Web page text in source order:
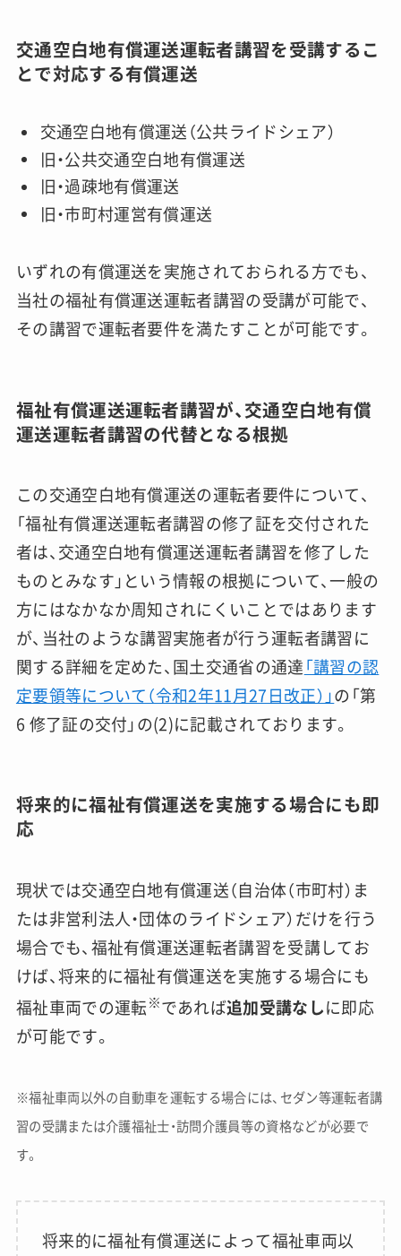
交通空白地有償運送運転者講習を受講するこ
とで対応する有償運送
交通空白地有償運送（公共ライドシェア）
旧・公共交通空白地有償運送
旧・過疎地有償運送
旧・市町村運営有償運送
いずれの有償運送を実施されておられる方でも、
当社の福祉有償運送運転者講習の受講が可能で、
その講習で運転者要件を満たすことが可能です。
福祉有償運送運転者講習が、交通空白地有償
運送運転者講習の代替となる根拠
この交通空白地有償運送の運転者要件について、
「福祉有償運送運転者講習の修了証を交付された
者は、交通空白地有償運送運転者講習を修了した
ものとみなす」という情報の根拠について、一般の
方にはなかなか周知されにくいことではあります
が、当社のような講習実施者が行う運転者講習に
関する詳細を定めた、国土交通省の通達「講習の認
定要領等について（令和2年11月27日改正）」の「第
6 修了証の交付」の(2)に記載されております。
将来的に福祉有償運送を実施する場合にも即
応
現状では交通空白地有償運送（自治体（市町村）ま
たは非営利法人・団体のライドシェア）だけを行う
場合でも、福祉有償運送運転者講習を受講してお
けば、将来的に福祉有償運送を実施する場合にも
福祉車両での運転※であれば追加受講なしに即応
が可能です。
※福祉車両以外の自動車を運転する場合には、セダン等運転者講
習の受講または介護福祉士・訪問介護員等の資格などが必要で
す。
将来的に福祉有償運送によって福祉車両以